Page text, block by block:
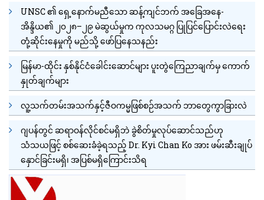
UNSC ၏ ရှေ့နောက်မညီသော ဆန့်ကျင်ဘက် အခြေအနေ-
အိန္ဒိယ၏ ၂၀၂၈–၂၉ မဲဆွယ်မှုက ကုလသမဂ္ဂ ပြုပြင်ပြောင်းလဲရေး
တုံ့ဆိုင်းနေမှုကို မည်သို့ ဖော်ပြနေသနည်း
မြန်မာ-ထိုင်း နှစ်နိုင်ငံခေါင်းဆောင်များ ပူးတွဲကြေညာချက်မှ ကောက်
နှုတ်ချက်များ
လူ့သက်တမ်းအသက်နှင့်ဇီဝကမ္မဖြစ်စဉ်အသက် ဘာတွေကွာခြားလဲ
ဂျပန်တွင် ဆရာဝန်လိုင်စင်မရှိဘဲ ခွဲစိတ်မှုလုပ်ဆောင်သည်ဟု
သံသယဖြင့် စစ်ဆေးခံခဲ့ရသည့် Dr. Kyi Chan Ko အား ဖမ်းဆီးချုပ်
နှောင်ခြင်းမရှိ၊ အပြစ်မရှိကြောင်းသိရ